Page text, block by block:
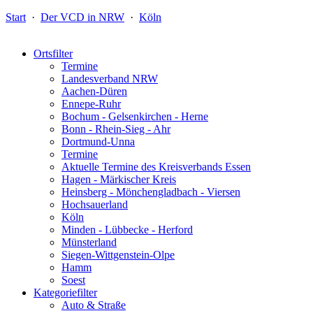
Start · Der VCD in NRW · Köln
Ortsfilter
Termine
Landesverband NRW
Aachen-Düren
Ennepe-Ruhr
Bochum - Gelsenkirchen - Herne
Bonn - Rhein-Sieg - Ahr
Dortmund-Unna
Termine
Aktuelle Termine des Kreisverbands Essen
Hagen - Märkischer Kreis
Heinsberg - Mönchengladbach - Viersen
Hochsauerland
Köln
Minden - Lübbecke - Herford
Münsterland
Siegen-Wittgenstein-Olpe
Hamm
Soest
Kategoriefilter
Auto & Straße